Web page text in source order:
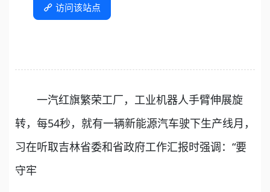
访问该站点
一汽红旗繁荣工厂，工业机器人手臂伸展旋
转，每54秒，就有一辆新能源汽车驶下生产线月，
习在听取吉林省委和省政府工作汇报时强调：“要
守牢